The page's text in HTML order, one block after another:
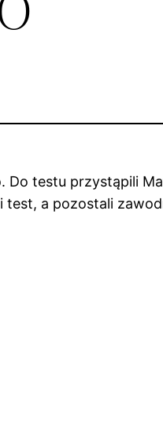
Do testu przystąpili
test, a pozostali